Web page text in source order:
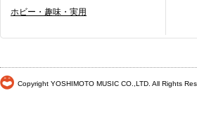
ホビー・趣味・実用
Copyright YOSHIMOTO MUSIC CO.,LTD. All Rights